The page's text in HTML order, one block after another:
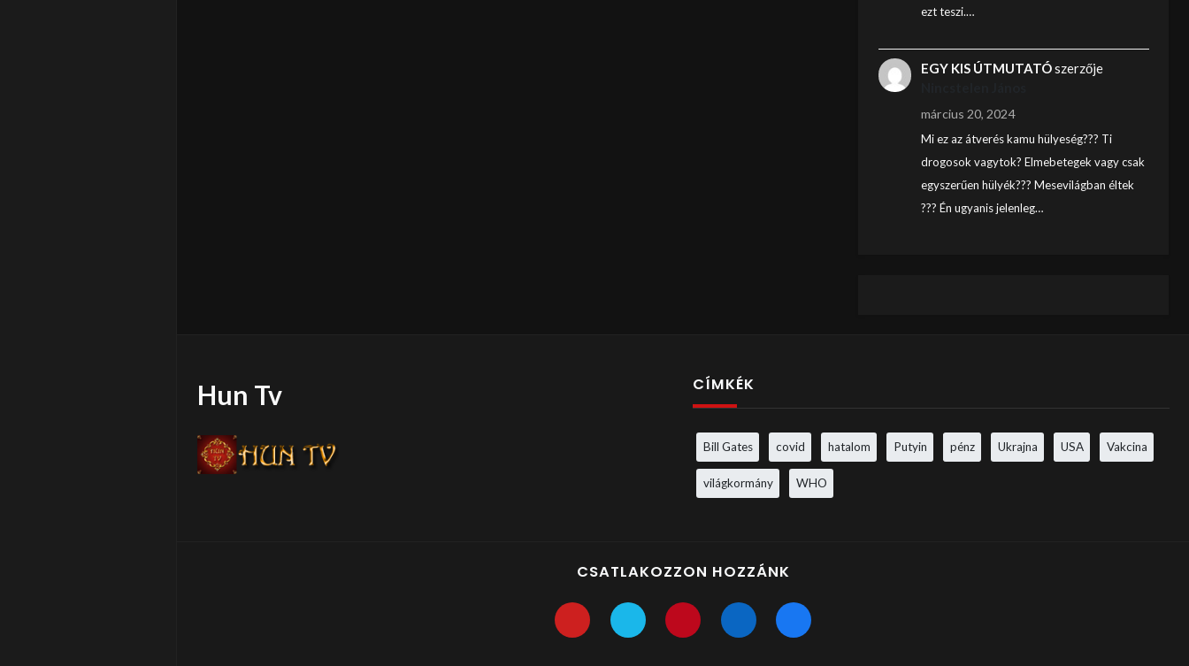
ezt teszi.…
EGY KIS ÚTMUTATÓszerzője
március 20, 2024
Mi ez az átverés kamu hülyeség??? Ti
drogosok vagytok? Elmebetegek vagy csak
egyszerűen hülyék??? Mesevilágban éltek
??? Én ugyanis jelenleg…
Hun Tv CÍMKÉK
Bill Gates covid hatalom Putyin pénz Ukrajna USA Vakcina
világkormány WHO
CSATLAKOZZON HOZZÁNK